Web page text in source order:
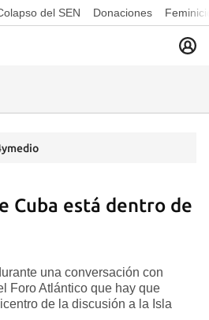
del SEN Donaciones
Cuba está dentro de
una conversación con
Foro Atlántico que hay que
de la discusión a la Isla